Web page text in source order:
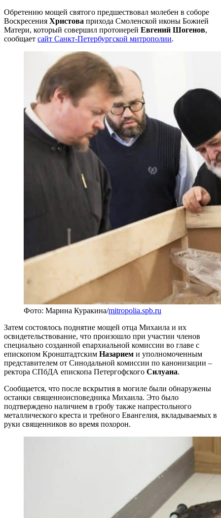
Обретению мощей святого предшествовал молебен в соборе
Воскресения Христова прихода Смоленской иконы Божией
Матери, который совершил протоиерей Евгений Шогенов,
сообщает сайт Санкт-Петербургской митрополии.
Фото: Марина Куракина/mitropolia.spb.ru
Затем состоялось поднятие мощей отца Михаила и их
освидетельствование, что произошло при участии членов
специально созданной епархиальной комиссии во главе с
епископом Кронштадтским Назарием и уполномоченным
представителем от Синодальной комиссии по канонизации –
ректора СПбДА епископа Петергофского Силуана.
Сообщается, что после вскрытия в могиле были обнаружены
останки священноисповедника Михаила. Это было
подтверждено наличием в гробу также напрестольного
металлического креста и требного Евангелия, вкладываемых в
руки священников во время похорон.